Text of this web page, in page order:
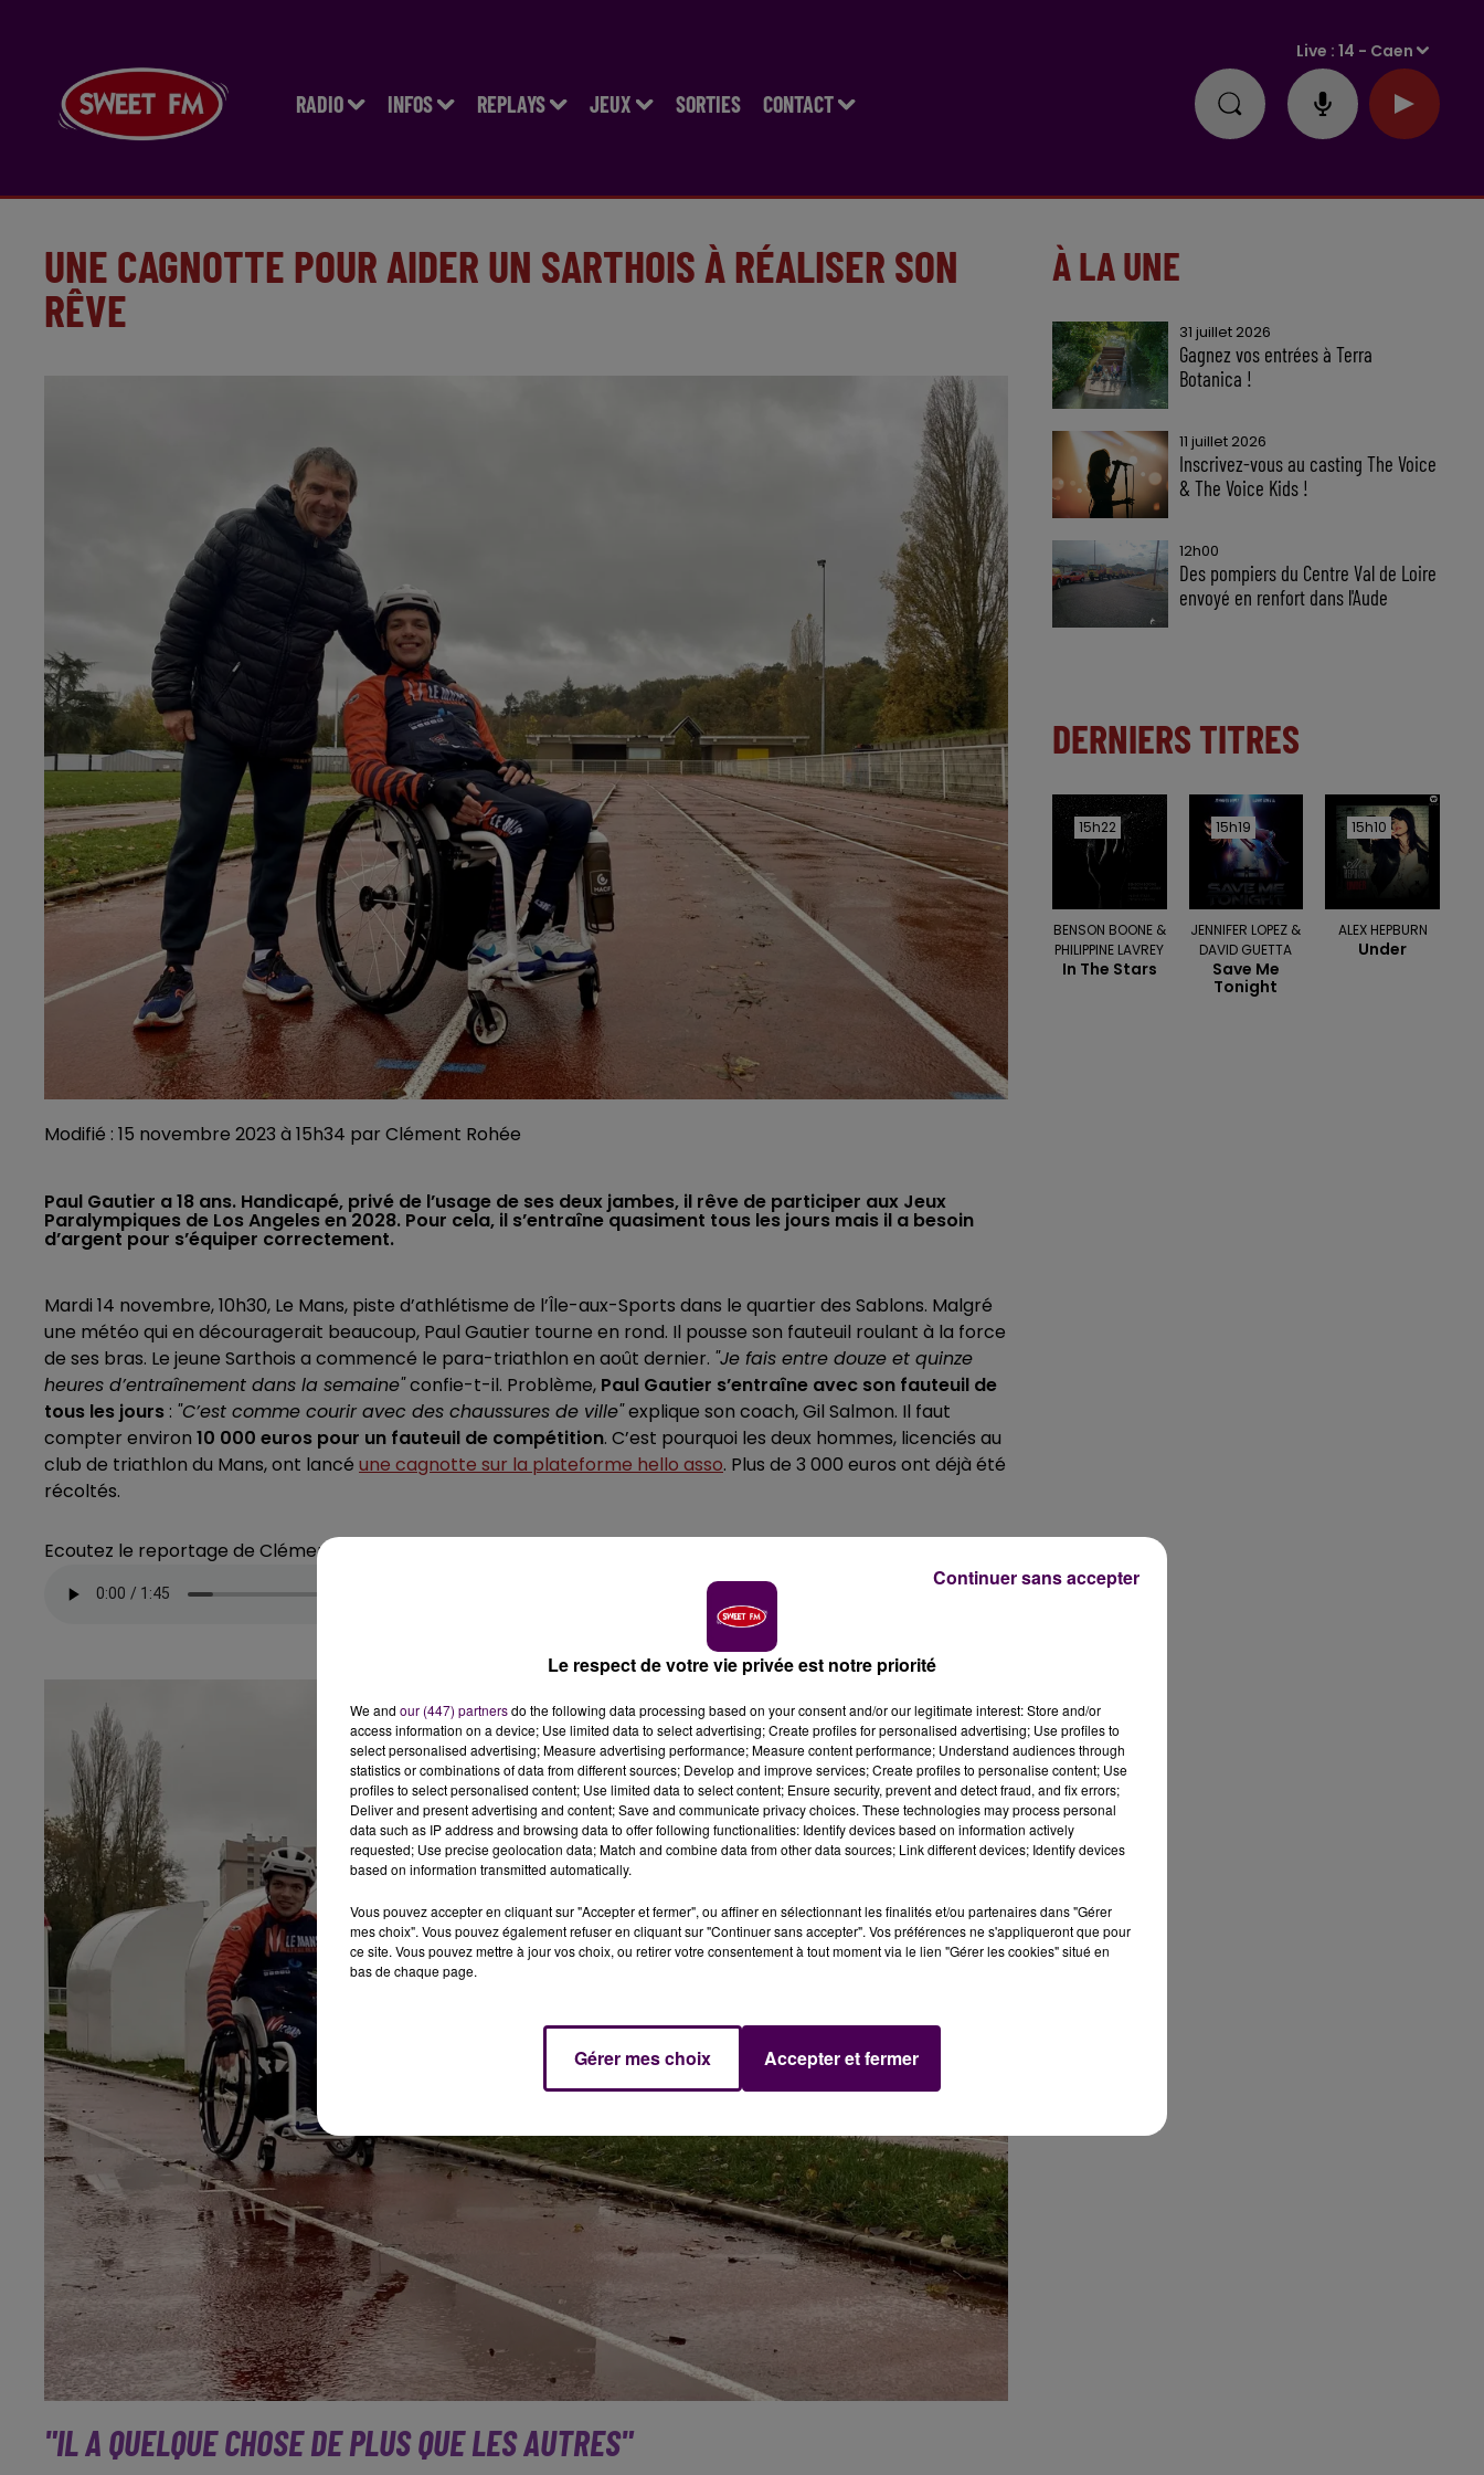
RADIO INFOS REPLAYS JEUX SORTIES CONTACT
Live :14 - Caen
UNE CAGNOTTE POUR AIDER UN SARTHOIS À RÉALISER SON
RÊVE
Modifié : 15 novembre 2023 à 15h34 par Clément Rohée
Paul Gautier a 18 ans. Handicapé, privé de l’usage de ses deux jambes, il rêve de participer aux Jeux
Paralympiques de Los Angeles en 2028. Pour cela, il s’entraîne quasiment tous les jours mais il a besoin
d’argent pour s’équiper correctement.
Mardi 14 novembre, 10h30, Le Mans, piste d’athlétisme de l’Île-aux-Sports dans le quartier des Sablons. Malgré
une météo qui en découragerait beaucoup, Paul Gautier tourne en rond. Il pousse son fauteuil roulant à la force
de ses bras. Le jeune Sarthois a commencé le para-triathlon en août dernier. "Je fais entre douze et quinze
heures d’entraînement dans la semaine"confie-t-il. Problème, Paul Gautier s’entraîne avec son fauteuil de
tous les jours : "C’est comme courir avec des chaussures de ville"explique son coach, Gil Salmon. Il faut
compter environ 10 000 euros pour un fauteuil de compétition. C’est pourquoi les deux hommes, licenciés au
club de triathlon du Mans, ont lancé une cagnotte sur la plateforme hello asso. Plus de 3 000 euros ont déjà été
récoltés.
Ecoutez le reportage de Clément Rohée
"IL A QUELQUE CHOSE DE PLUS QUE LES AUTRES"
À LA UNE
31 juillet 2026
Gagnez vos entrées à Terra
Botanica !
11 juillet 2026
Inscrivez-vous au casting The Voice
& The Voice Kids !
12h00
Des pompiers du Centre Val de Loire
envoyé en renfort dans l'Aude
DERNIERS TITRES
15h22
15h22
BENSON BOONE &
PHILIPPINE LAVREY
In The Stars
15h19
15h19
JENNIFER LOPEZ &
DAVID GUETTA
Save Me
Tonight
15h10
15h10
ALEX HEPBURN
Under
Le respect de votre vie privée est notre priorité
We and our (447) partnersdo the following data processing based on your consent and/or our legitimate interest: Store and/or
access information on a device; Use limited data to select advertising; Create profiles for personalised advertising; Use profiles to
select personalised advertising; Measure advertising performance; Measure content performance; Understand audiences through
statistics or combinations of data from different sources; Develop and improve services; Create profiles to personalise content; Use
profiles to select personalised content; Use limited data to select content; Ensure security, prevent and detect fraud, and fix errors;
Deliver and present advertising and content; Save and communicate privacy choices. These technologies may process personal
data such as IP address and browsing data to offer following functionalities: Identify devices based on information actively
requested; Use precise geolocation data; Match and combine data from other data sources; Link different devices; Identify devices
based on information transmitted automatically.
Vous pouvez accepter en cliquant sur "Accepter et fermer", ou affiner en sélectionnant les finalités et/ou partenaires dans "Gérer
mes choix". Vous pouvez également refuser en cliquant sur "Continuer sans accepter". Vos préférences ne s'appliqueront que pour
ce site. Vous pouvez mettre à jour vos choix, ou retirer votre consentement à tout moment via le lien "Gérer les cookies" situé en
bas de chaque page.
Gérer mes choix Accepter et fermer
Continuer sans accepter